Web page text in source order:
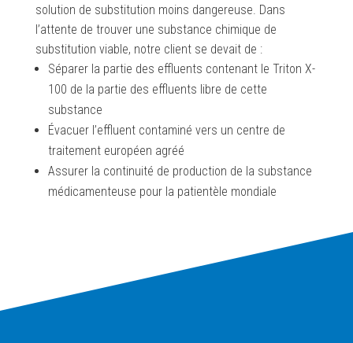
solution de substitution moins dangereuse. Dans
l’attente de trouver une substance chimique de
substitution viable, notre client se devait de :
Séparer la partie des effluents contenant le Triton X-
100 de la partie des effluents libre de cette
substance
Évacuer l’effluent contaminé vers un centre de
traitement européen agréé
Assurer la continuité de production de la substance
médicamenteuse pour la patientèle mondiale